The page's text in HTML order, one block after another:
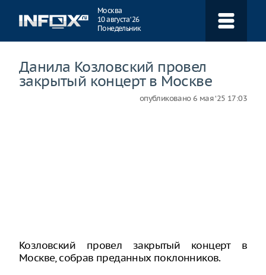
Москва
10 августа ‘26
Понедельник
Данила Козловский провел
закрытый концерт в Москве
опубликовано 6 мая ‘25 17:03
Козловский провел закрытый концерт в
Москве, собрав преданных поклонников.